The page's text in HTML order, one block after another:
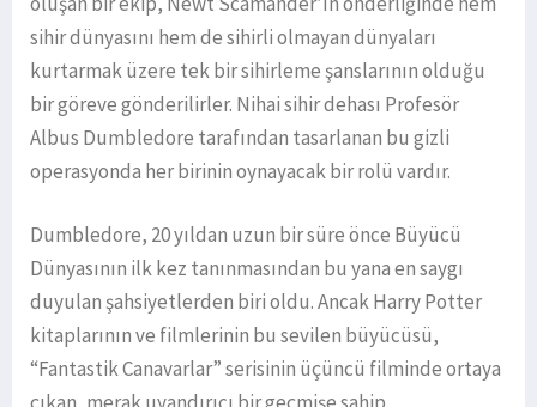
sihir dünyasını hem de sihirli olmayan dünyaları
kurtarmak üzere tek bir sihirleme şanslarının olduğu
bir göreve gönderilirler. Nihai sihir dehası Profesör
Albus Dumbledore tarafından tasarlanan bu gizli
operasyonda her birinin oynayacak bir rolü vardır.
Dumbledore, 20 yıldan uzun bir süre önce Büyücü
Dünyasının ilk kez tanınmasından bu yana en saygı
duyulan şahsiyetlerden biri oldu. Ancak Harry Potter
kitaplarının ve filmlerinin bu sevilen büyücüsü,
“Fantastik Canavarlar” serisinin üçüncü filminde ortaya